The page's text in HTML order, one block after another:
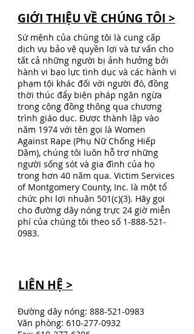
GIỚI THIỆU VỀ CHÚNG TÔI >
Sứ mệnh của chúng tôi là cung cấp
dịch vụ bảo vệ quyền lợi và tư vấn cho
tất cả những người bị ảnh hưởng bởi
hành vi bạo lực tình dục và các hành vi
phạm tội khác đối với người đó, đồng
thời thúc đẩy biện pháp ngăn ngừa
trong cộng đồng thông qua chương
trình giáo dục. Được thành lập vào
năm 1974 với tên gọi là Women
Against Rape (Phụ Nữ Chống Hiếp
Dâm), chúng tôi luôn hỗ trợ những
người sống sót và gia đình của họ
trong hơn 40 năm qua. Victim Services
of Montgomery County, Inc. là một tổ
chức phi lợi nhuận 501(c)(3). Hãy gọi
cho đường dây nóng trực 24 giờ miễn
phí của chúng tôi theo số 1-888-521-
0983.
LIÊN HỆ >
Đường dây nóng: 888-521-0983
Văn phòng: 610-277-0932